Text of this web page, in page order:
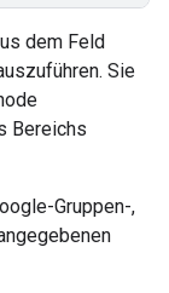
dem Feld
Sie
Bereichs
Gruppen-,